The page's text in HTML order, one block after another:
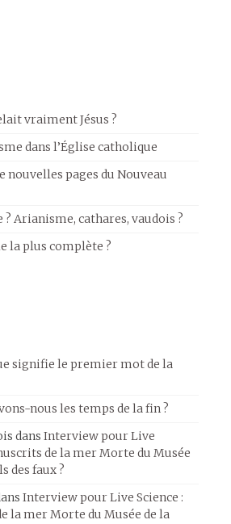
vraiment Jésus ?
dans l’Église catholique
nouvelles pages du Nouveau
Arianisme, cathares, vaudois ?
la plus complète ?
signifie le premier mot de la
nous les temps de la fin ?
dans Interview pour Live
de la mer Morte du Musée
des faux ?
Interview pour Live Science :
la mer Morte du Musée de la